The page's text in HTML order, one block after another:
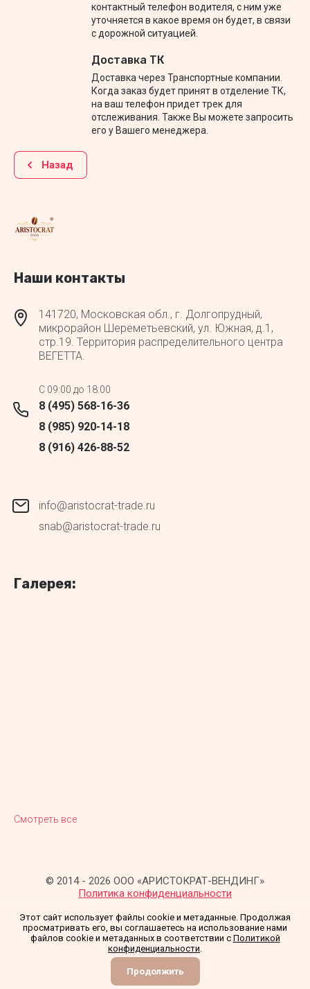
контактный телефон водителя, с ним уже
уточняется в какое время он будет, в связи
с дорожной ситуацией.
Доставка ТК
Доставка через Транспортные компании.
Когда заказ будет принят в отделение ТК,
на ваш телефон придет трек для
отслеживания. Также Вы можете запросить
его у Вашего менеджера.
Назад
Наши контакты
141720, Московская обл., г. Долгопрудный,
микрорайон Шереметьевский, ул. Южная, д.1,
стр.19. Территория распределительного центра
ВЕГЕТТА.
C 09:00 до 18:00
8 (495) 568-16-36
8 (985) 920-14-18
8 (916) 426-88-52
info@aristocrat-trade.ru
snab@aristocrat-trade.ru
Галерея:
Смотреть все
© 2014 - 2026 ООО «АРИСТОКРАТ-ВЕНДИНГ»
Политика конфиденциальности
Создание сайтаМегагрупп
Этот сайт использует файлы cookie и метаданные. Продолжая
просматривать его, вы соглашаетесь на использование нами
файлов cookie и метаданных в соответствии с Политикой
конфиденциальности.
Продолжить